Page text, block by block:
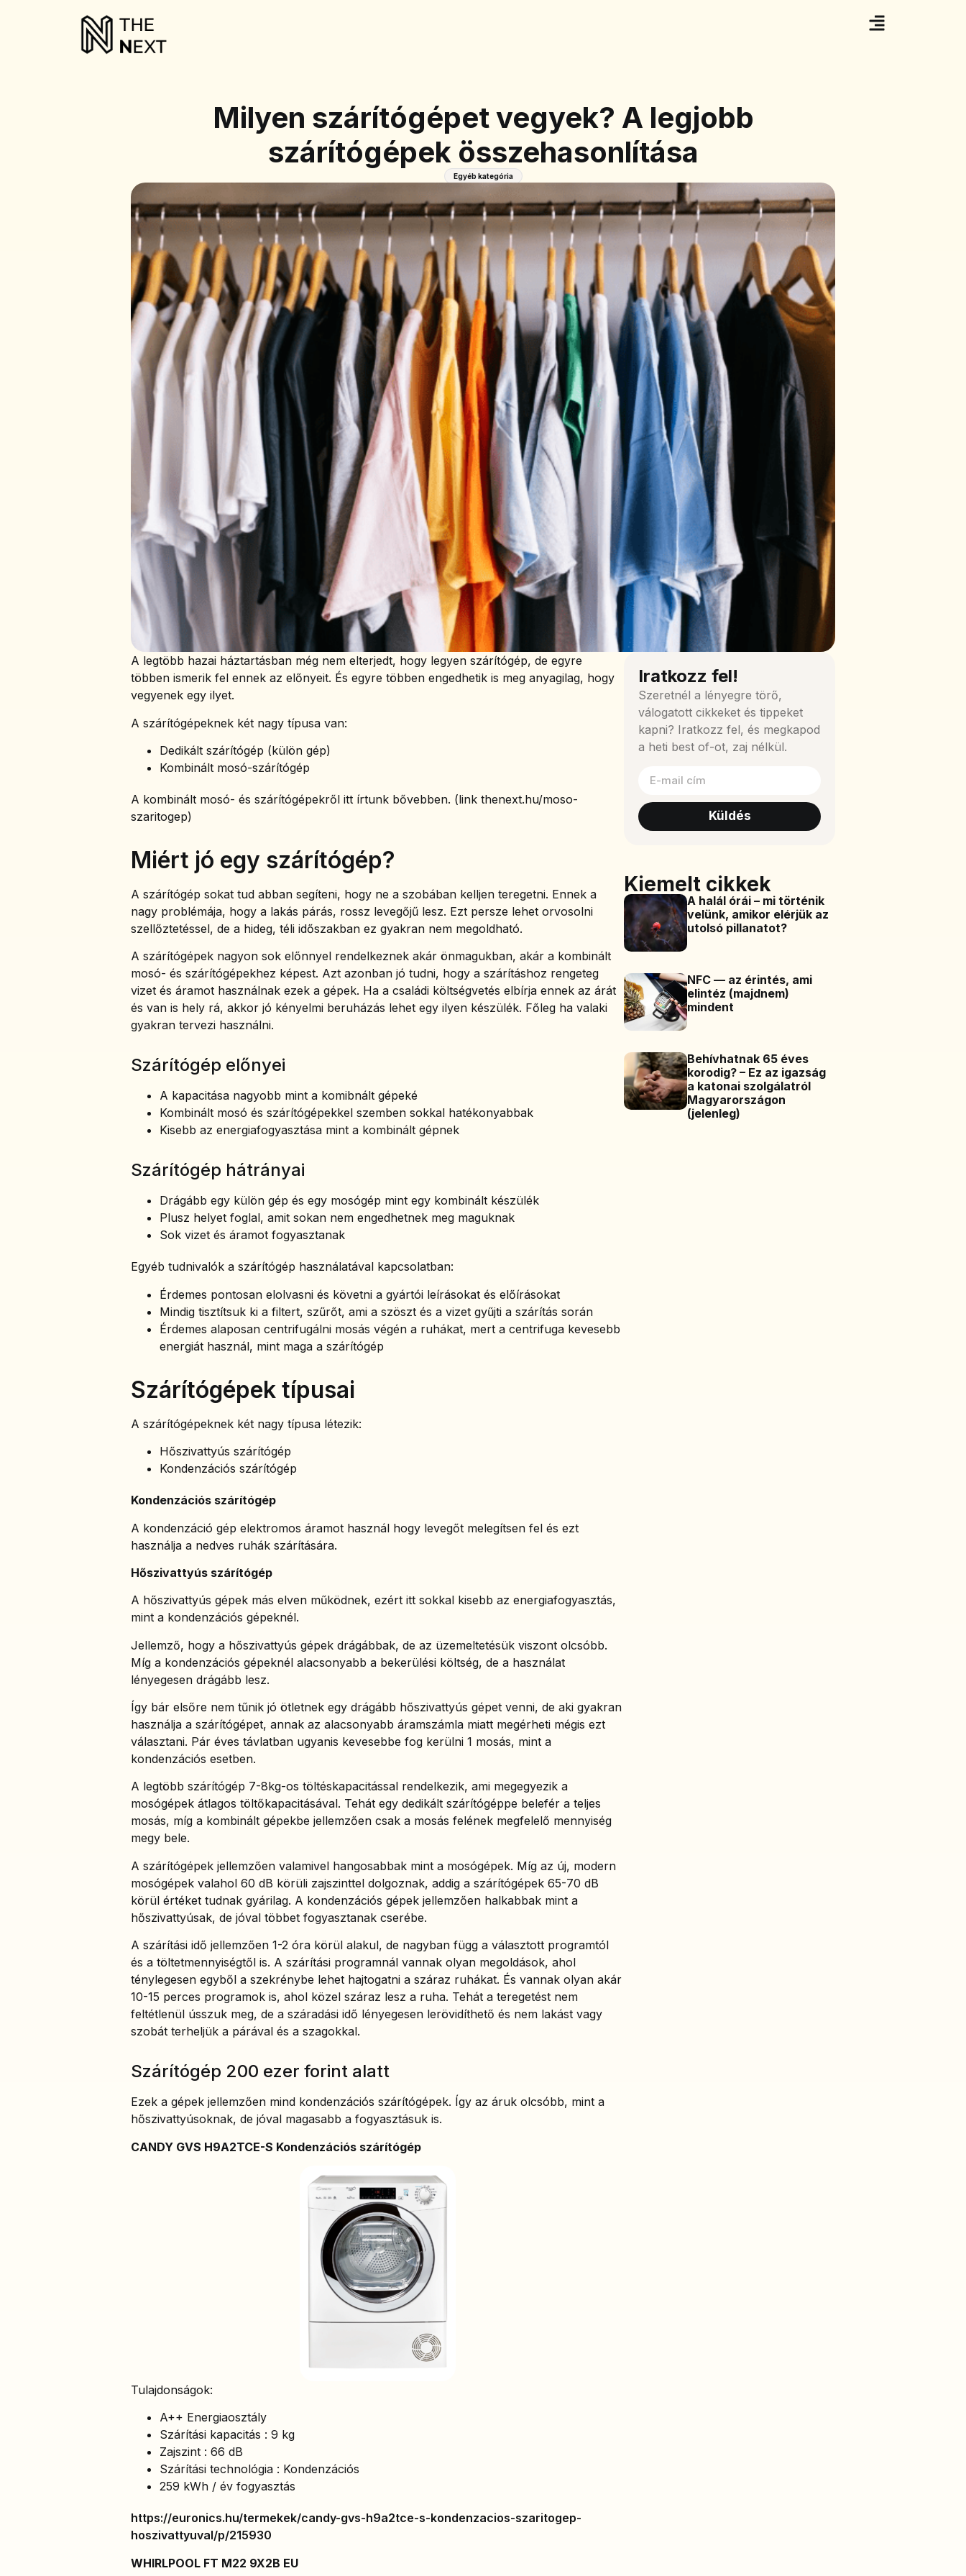
Milyen szárítógépet vegyek? A legjobb
szárítógépek összehasonlítása
Egyéb kategória
A legtöbb hazai háztartásban még nem elterjedt, hogy legyen szárítógép, de egyre
többen ismerik fel ennek az előnyeit. És egyre többen engedhetik is meg anyagilag, hogy
vegyenek egy ilyet.
A szárítógépeknek két nagy típusa van:
Dedikált szárítógép (külön gép)
Kombinált mosó-szárítógép
A kombinált mosó- és szárítógépekről itt írtunk bővebben. (link thenext.hu/moso-
szaritogep)
Miért jó egy szárítógép?
A szárítógép sokat tud abban segíteni, hogy ne a szobában kelljen teregetni. Ennek a
nagy problémája, hogy a lakás párás, rossz levegőjű lesz. Ezt persze lehet orvosolni
szellőztetéssel, de a hideg, téli időszakban ez gyakran nem megoldható.
A szárítógépek nagyon sok előnnyel rendelkeznek akár önmagukban, akár a kombinált
mosó- és szárítógépekhez képest. Azt azonban jó tudni, hogy a szárításhoz rengeteg
vizet és áramot használnak ezek a gépek. Ha a családi költségvetés elbírja ennek az árát
és van is hely rá, akkor jó kényelmi beruházás lehet egy ilyen készülék. Főleg ha valaki
gyakran tervezi használni.
Szárítógép előnyei
A kapacitása nagyobb mint a komibnált gépeké
Kombinált mosó és szárítógépekkel szemben sokkal hatékonyabbak
Kisebb az energiafogyasztása mint a kombinált gépnek
Szárítógép hátrányai
Drágább egy külön gép és egy mosógép mint egy kombinált készülék
Plusz helyet foglal, amit sokan nem engedhetnek meg maguknak
Sok vizet és áramot fogyasztanak
Egyéb tudnivalók a szárítógép használatával kapcsolatban:
Érdemes pontosan elolvasni és követni a gyártói leírásokat és előírásokat
Mindig tisztítsuk ki a filtert, szűrőt, ami a szöszt és a vizet gyűjti a szárítás során
Érdemes alaposan centrifugálni mosás végén a ruhákat, mert a centrifuga kevesebb
energiát használ, mint maga a szárítógép
Szárítógépek típusai
A szárítógépeknek két nagy típusa létezik:
Hőszivattyús szárítógép
Kondenzációs szárítógép
Kondenzációs szárítógép
A kondenzáció gép elektromos áramot használ hogy levegőt melegítsen fel és ezt
használja a nedves ruhák szárítására.
Hőszivattyús szárítógép
A hőszivattyús gépek más elven működnek, ezért itt sokkal kisebb az energiafogyasztás,
mint a kondenzációs gépeknél.
Jellemző, hogy a hőszivattyús gépek drágábbak, de az üzemeltetésük viszont olcsóbb.
Míg a kondenzációs gépeknél alacsonyabb a bekerülési költség, de a használat
lényegesen drágább lesz.
Így bár elsőre nem tűnik jó ötletnek egy drágább hőszivattyús gépet venni, de aki gyakran
használja a szárítógépet, annak az alacsonyabb áramszámla miatt megérheti mégis ezt
választani. Pár éves távlatban ugyanis kevesebbe fog kerülni 1 mosás, mint a
kondenzációs esetben.
A legtöbb szárítógép 7-8kg-os töltéskapacitással rendelkezik, ami megegyezik a
mosógépek átlagos töltőkapacitásával. Tehát egy dedikált szárítógéppe belefér a teljes
mosás, míg a kombinált gépekbe jellemzően csak a mosás felének megfelelő mennyiség
megy bele.
A szárítógépek jellemzően valamivel hangosabbak mint a mosógépek. Míg az új, modern
mosógépek valahol 60 dB körüli zajszinttel dolgoznak, addig a szárítógépek 65-70 dB
körül értéket tudnak gyárilag. A kondenzációs gépek jellemzően halkabbak mint a
hőszivattyúsak, de jóval többet fogyasztanak cserébe.
A szárítási idő jellemzően 1-2 óra körül alakul, de nagyban függ a választott programtól
és a töltetmennyiségtől is. A szárítási programnál vannak olyan megoldások, ahol
ténylegesen egyből a szekrénybe lehet hajtogatni a száraz ruhákat. És vannak olyan akár
10-15 perces programok is, ahol közel száraz lesz a ruha. Tehát a teregetést nem
feltétlenül ússzuk meg, de a száradási idő lényegesen lerövidíthető és nem lakást vagy
szobát terheljük a párával és a szagokkal.
Szárítógép 200 ezer forint alatt
Ezek a gépek jellemzően mind kondenzációs szárítógépek. Így az áruk olcsóbb, mint a
hőszivattyúsoknak, de jóval magasabb a fogyasztásuk is.
CANDY GVS H9A2TCE-S Kondenzációs szárítógép
Tulajdonságok:
A++ Energiaosztály
Szárítási kapacitás : 9 kg
Zajszint : 66 dB
Szárítási technológia : Kondenzációs
259 kWh / év fogyasztás
https://euronics.hu/termekek/candy-gvs-h9a2tce-s-kondenzacios-szaritogep-
hoszivattyuval/p/215930
WHIRLPOOL FT M22 9X2B EU
Iratkozz fel!
Szeretnél a lényegre törő,
válogatott cikkeket és tippeket
kapni? Iratkozz fel, és megkapod
a heti best of-ot, zaj nélkül.
Küldés
Kiemelt cikkek
A halál órái – mi történik
velünk, amikor elérjük az
utolsó pillanatot?
NFC — az érintés, ami
elintéz (majdnem)
mindent
Behívhatnak 65 éves
korodig? – Ez az igazság
a katonai szolgálatról
Magyarországon
(jelenleg)